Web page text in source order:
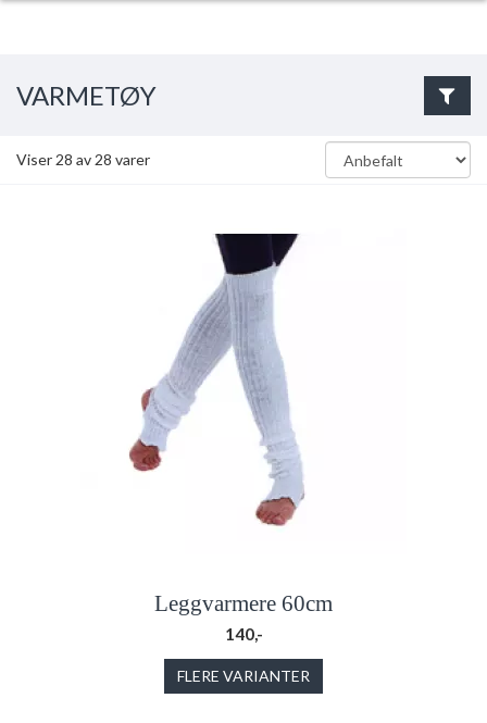
VARMETØY
Viser 28 av 28 varer
Leggvarmere 60cm
140,-
FLERE VARIANTER